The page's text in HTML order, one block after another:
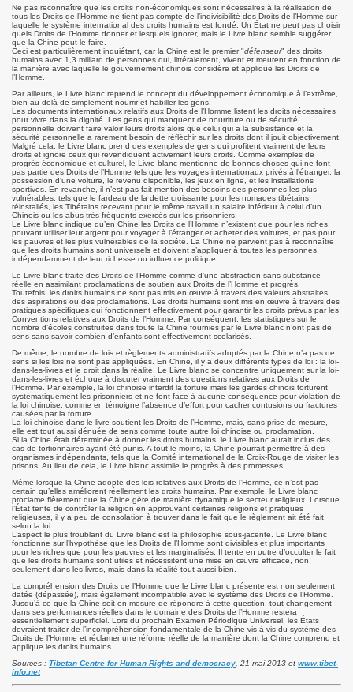
Ne pas reconnaître que les droits non-économiques sont nécessaires à la réalisation de
tous les Droits de l’Homme ne tient pas compte de l’indivisibilité des Droits de l’Homme sur
laquelle le système international des droits humains est fondé. Un État ne peut pas choisir
quels Droits de l’Homme donner et lesquels ignorer, mais le Livre blanc semble suggérer
que la Chine peut le faire.
Ceci est particulièrement inquiétant, car la Chine est le premier "défenseur" des droits
humains avec 1,3 milliard de personnes qui, littéralement, vivent et meurent en fonction de
la manière avec laquelle le gouvernement chinois considère et applique les Droits de
l’Homme.
Par ailleurs, le Livre blanc reprend le concept du développement économique à l’extrême,
bien au-delà de simplement nourrir et habiller les gens.
Les documents internationaux relatifs aux Droits de l’Homme listent les droits nécessaires
pour vivre dans la dignité. Les gens qui manquent de nourriture ou de sécurité
personnelle doivent faire valoir leurs droits alors que celui qui a la subsistance et la
sécurité personnelle a rarement besoin de réfléchir sur les droits dont il jouit objectivement.
Malgré cela, le Livre blanc prend des exemples de gens qui profitent vraiment de leurs
droits et ignore ceux qui revendiquent activement leurs droits. Comme exemples de
progrès économique et culturel, le Livre blanc mentionne de bonnes choses qui ne font
pas partie des Droits de l’Homme tels que les voyages internationaux privés à l’étranger, la
possession d’une voiture, le revenu disponible, les jeux en ligne, et les installations
sportives. En revanche, il n’est pas fait mention des besoins des personnes les plus
vulnérables, tels que le fardeau de la dette croissante pour les nomades tibétains
réinstallés, les Tibétains recevant pour le même travail un salaire inférieur à celui d’un
Chinois ou les abus très fréquents exercés sur les prisonniers.
Le Livre blanc indique qu’en Chine les Droits de l’Homme n’existent que pour les riches,
pouvant utiliser leur argent pour voyager à l’étranger et acheter des voitures, et pas pour
les pauvres et les plus vulnérables de la société. La Chine ne parvient pas à reconnaître
que les droits humains sont universels et doivent s’appliquer à toutes les personnes,
indépendamment de leur richesse ou influence politique.
Le Livre blanc traite des Droits de l’Homme comme d’une abstraction sans substance
réelle en assimilant proclamations de soutien aux Droits de l’Homme et progrès.
Toutefois, les droits humains ne sont pas mis en œuvre à travers des valeurs abstraites,
des aspirations ou des proclamations. Les droits humains sont mis en œuvre à travers des
pratiques spécifiques qui fonctionnent effectivement pour garantir les droits prévus par les
Conventions relatives aux Droits de l’Homme. Par conséquent, les statistiques sur le
nombre d’écoles construites dans toute la Chine fournies par le Livre blanc n’ont pas de
sens sans savoir combien d’enfants sont effectivement scolarisés.
De même, le nombre de lois et règlements administratifs adoptés par la Chine n’a pas de
sens si les lois ne sont pas appliquées. En Chine, il y a deux différents types de loi : la loi-
dans-les-livres et le droit dans la réalité. Le Livre blanc se concentre uniquement sur la loi-
dans-les-livres et échoue à discuter vraiment des questions relatives aux Droits de
l’Homme. Par exemple, la loi chinoise interdit la torture mais les gardes chinois torturent
systématiquement les prisonniers et ne font face à aucune conséquence pour violation de
la loi chinoise, comme en témoigne l’absence d’effort pour cacher contusions ou fractures
causées par la torture.
La loi chinoise-dans-le-livre soutient les Droits de l’Homme, mais, sans prise de mesure,
elle est tout aussi dénuée de sens comme toute autre loi chinoise ou proclamation.
Si la Chine était déterminée à donner les droits humains, le Livre blanc aurait inclus des
cas de tortionnaires ayant été punis. A tout le moins, la Chine pourrait permettre à des
organismes indépendants, tels que la Comité international de la Croix-Rouge de visiter les
prisons. Au lieu de cela, le Livre blanc assimile le progrès à des promesses.
Même lorsque la Chine adopte des lois relatives aux Droits de l’Homme, ce n’est pas
certain qu’elles améliorent réellement les droits humains. Par exemple, le Livre blanc
proclame fièrement que la Chine gère de manière dynamique le secteur religieux. Lorsque
l’État tente de contrôler la religion en approuvant certaines religions et pratiques
religieuses, il y a peu de consolation à trouver dans le fait que le règlement ait été fait
selon la loi.
L’aspect le plus troublant du Livre blanc est la philosophie sous-jacente. Le Livre blanc
fonctionne sur l’hypothèse que les Droits de l’Homme sont divisibles et plus importants
pour les riches que pour les pauvres et les marginalisés. Il tente en outre d’occulter le fait
que les droits humains sont utiles et nécessitent une mise en œuvre efficace, non
seulement dans les livres, mais dans la réalité tout aussi bien.
La compréhension des Droits de l’Homme que le Livre blanc présente est non seulement
datée (dépassée), mais également incompatible avec le système des Droits de l’Homme.
Jusqu’à ce que la Chine soit en mesure de répondre à cette question, tout changement
dans ses performances réelles dans le domaine des Droits de l’Homme restera
essentiellement superficiel. Lors du prochain Examen Périodique Universel, les États
devraient traiter de l’incompréhension fondamentale de la Chine vis-à-vis du système des
Droits de l’Homme et réclamer une réforme réelle de la manière dont la Chine comprend et
applique les droits humains.
Sources : Tibetan Centre for Human Rights and democracy , 21 mai 2013 et www.tibet-
info.net
du camp7
du Camp 1 de Mainpat
Sykiong Penpa Tsering à Paris au bureau de la "maison
Tibet encore et toujours"
le 10 Mars 2025
le 10 Mars 2026